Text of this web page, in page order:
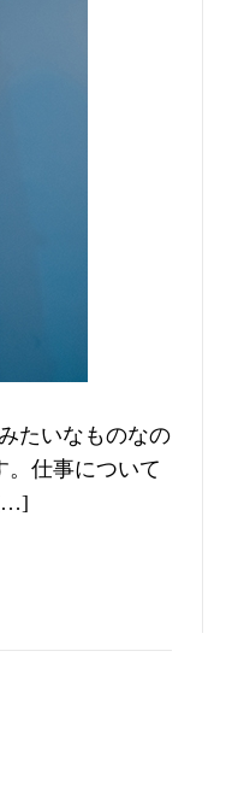
たいなものなの
。仕事について